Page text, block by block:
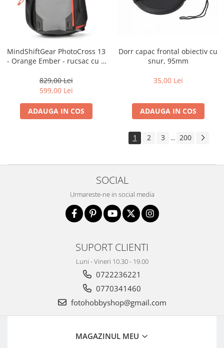
Binocluri, Lupe si Telescoape
Binocluri
Accesorii pentru Lunete si
Telescoape
Aparate de colectie
Aparate foto de colectie reflex,
format 24x36mm
Aparate foto de colectie, cu burduf
Biobiective
Aparate foto de colectie , Stereo
Aparate foto de colectie -
Accesorii pt. aparate foto de
Aparate de colectie de tip Box-
Reviste, carti si software
Aparate foto SECOND HAND
Aparate foto Mirrorless (SH)
MindShiftGear PhotoCross 13
- Orange Ember - rucsac cu o
829,00 Lei
599,00 Lei
ADAUGA IN COS
Dorr capac frontal obiectiv cu
snur, 95mm
35,00 Lei
ADAUGA IN COS
1 2 3 ... 200
SOCIAL
Urmareste-ne in social media
SUPORT CLIENTI
Luni - Vineri 10.30 - 19.00
0722236221
0770341460
fotohobbyshop@gmail.com
MAGAZINUL MEU